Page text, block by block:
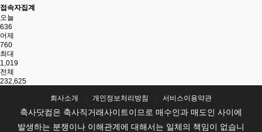
접속자집계
오늘
636
어제
760
최대
1,019
전체
232,625
회사소개 개인정보처리방침 서비스이용약관
축사닷컴은 축사직거래사이트이므로 매수인과 매도인 사이에
발생하는 분쟁이나 이해관계에 대해서는 일체의 책임이 없습니